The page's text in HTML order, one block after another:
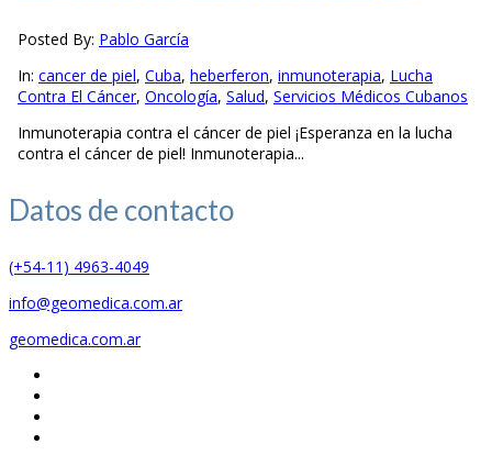
Posted By: Pablo García
In: cancer de piel, Cuba, heberferon, inmunoterapia, Lucha
Contra El Cáncer, Oncología, Salud, Servicios Médicos Cubanos
Inmunoterapia contra el cáncer de piel ¡Esperanza en la lucha
contra el cáncer de piel! Inmunoterapia...
Datos de contacto
(+54-11) 4963-4049
info@geomedica.com.ar
geomedica.com.ar